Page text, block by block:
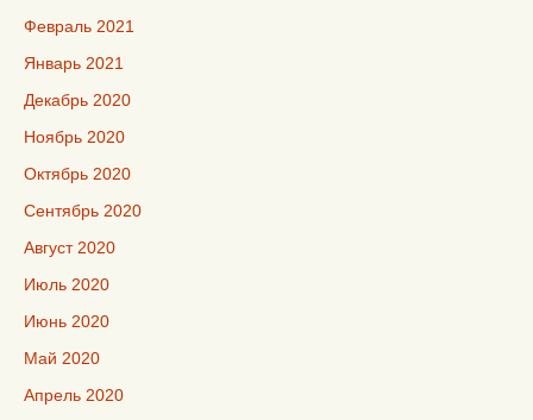
Февраль 2021
Январь 2021
Декабрь 2020
Ноябрь 2020
Октябрь 2020
Сентябрь 2020
Август 2020
Июль 2020
Июнь 2020
Май 2020
Апрель 2020